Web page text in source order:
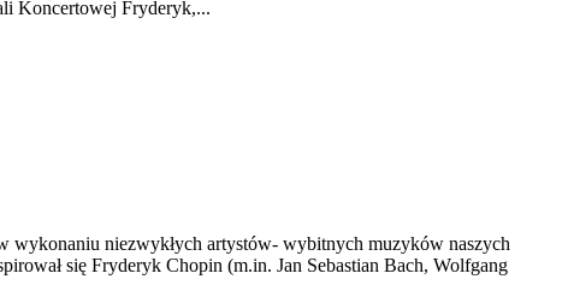
Koncertowej Fryderyk,...
wykonaniu niezwykłych artystów- wybitnych muzyków naszych
się Fryderyk Chopin (m.in. Jan Sebastian Bach, Wolfgang